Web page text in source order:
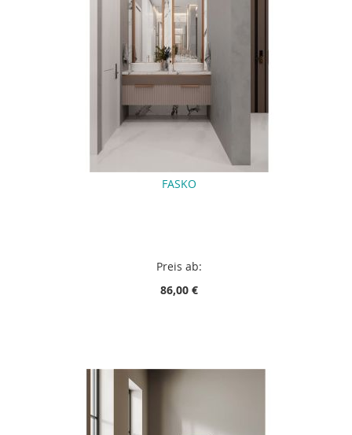
FASKO
Preis ab:
86,00 €